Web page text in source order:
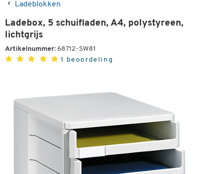
Ladeblokken
Ladebox, 5 schuifladen, A4, polystyreen,
lichtgrijs
Artikelnummer: 68712-SW81
1 beoordeling